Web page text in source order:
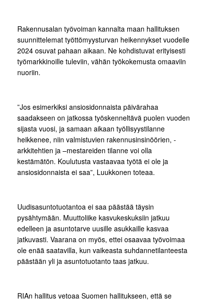
Rakennusalan työvoiman kannalta maan hallituksen
suunnittelemat työttömyysturvan heikennykset vuodelle
2024 osuvat pahaan aikaan. Ne kohdistuvat erityisesti
työmarkkinoille tuleviin, vähän työkokemusta omaaviin
nuoriin.
”Jos esimerkiksi ansiosidonnaista päivärahaa
saadakseen on jatkossa työskenneltävä puolen vuoden
sijasta vuosi, ja samaan aikaan työllisyystilanne
heikkenee, niin valmistuvien rakennusinsinöörien, -
arkkitehtien ja –mestareiden tilanne voi olla
kestämätön. Koulutusta vastaavaa työtä ei ole ja
ansiosidonnaista ei saa”, Luukkonen toteaa.
Uudisasuntotuotantoa ei saa päästää täysin
pysähtymään. Muuttoliike kasvukeskuksiin jatkuu
edelleen ja asuntotarve uusille asukkaille kasvaa
jatkuvasti. Vaarana on myös, ettei osaavaa työvoimaa
ole enää saatavilla, kun vaikeasta suhdannetilanteesta
päästään yli ja asuntotuotanto taas jatkuu.
RIAn hallitus vetoaa Suomen hallitukseen, että se